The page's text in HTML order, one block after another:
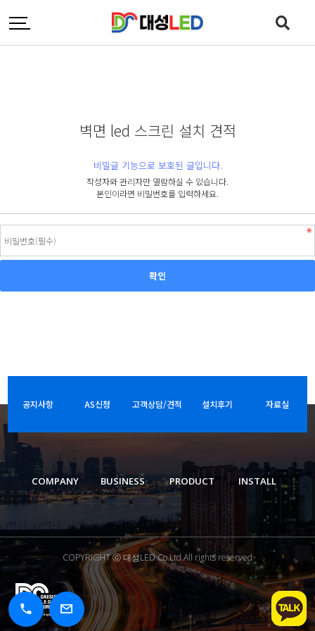
벽면 led 스크린 설치 견적
비밀글 기능으로 보호된 글입니다.
작성자와 관리자만 열람하실 수 있습니다.
본인이라면 비밀번호를 입력하세요.
공지사항 AS신청 고객상담/견적 설치후기 자료실
COMPANY BUSINESS PRODUCT INSTALL
COPYRIGHT ⓒ 대성LED Co.Ltd.All rights reserved